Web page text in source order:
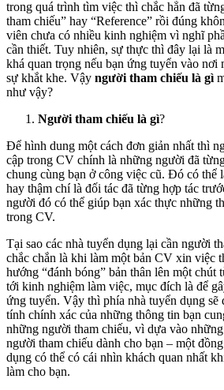
trong quá trình tìm việc thì chắc hẳn đã
tham chiếu” hay “Reference” rồi đúng
viên chưa có nhiều kinh nghiệm vì nghĩ
cần thiết. Tuy nhiên, sự thực thì đây lại là
khá quan trọng nếu bạn ứng tuyển vào nơi
sự khắt khe. Vậy người tham chiếu là gì
như vậy?
Người tham chiếu là gì?
Để hình dung một cách đơn giản nhất thì
cập trong CV chính là những người đã
chung cùng bạn ở công việc cũ. Đó có thể
hay thậm chí là đối tác đã từng hợp tác
người đó có thể giúp bạn xác thực những
trong CV.
Tại sao các nhà tuyển dụng lại cần người
chắc chắn là khi làm một bản CV xin việc
hướng “đánh bóng” bản thân lên một chút
tới kinh nghiệm làm việc, mục đích là để
ứng tuyển. Vậy thì phía nhà tuyển dụng sẽ
tính chính xác của những thông tin bạn
những người tham chiếu, vì dựa vào
người tham chiếu dành cho bạn – một
dụng có thể có cái nhìn khách quan nhất
làm cho bạn.